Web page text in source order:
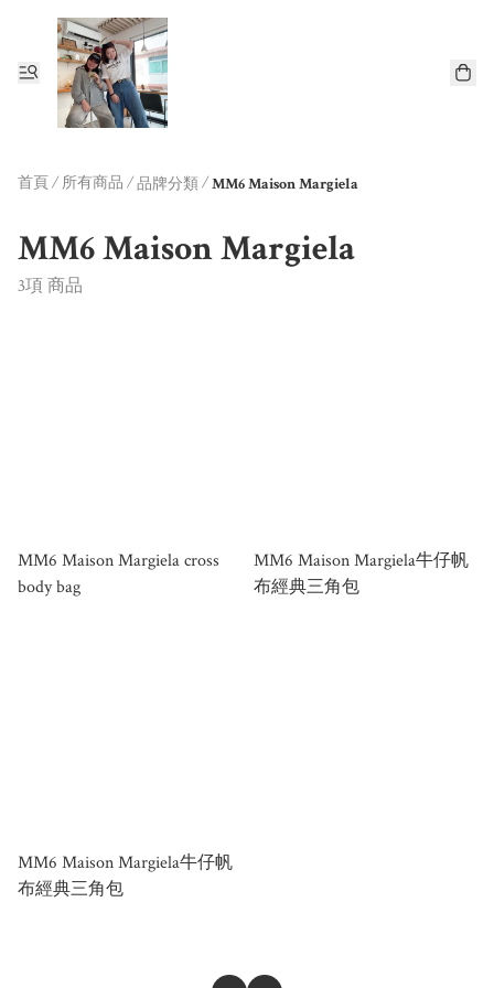
首頁/ 所有商品 /品牌分類/MM6 Maison Margiela
MM6 Maison Margiela
3項 商品
MM6 Maison Margiela cross
body bag
MM6 Maison Margiela牛仔帆
布經典三角包
MM6 Maison Margiela牛仔帆
布經典三角包